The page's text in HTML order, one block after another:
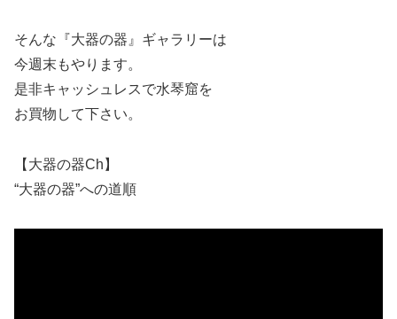
そんな『大器の器』ギャラリーは
今週末もやります。
是非キャッシュレスで水琴窟を
お買物して下さい。
【大器の器Ch】
“大器の器”への道順